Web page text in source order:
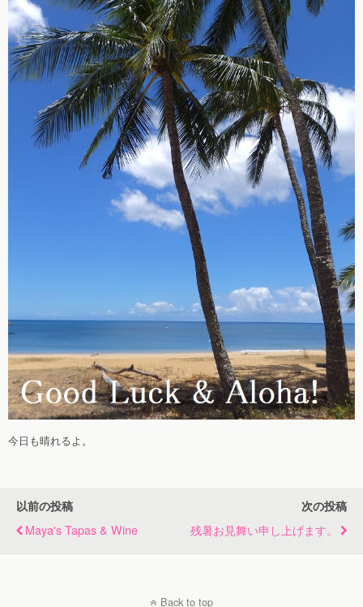
今日も晴れるよ。
以前の投稿
Maya's Tapas & Wine
次の投稿
残暑お見舞い申し上げます。
Back to top